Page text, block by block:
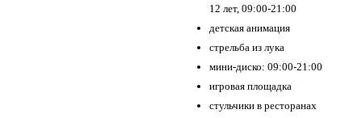
12 лет, 09:00-21:00
детская анимация
стрельба из лука
мини-диско: 09:00-21:00
игровая площадка
стульчики в ресторанах